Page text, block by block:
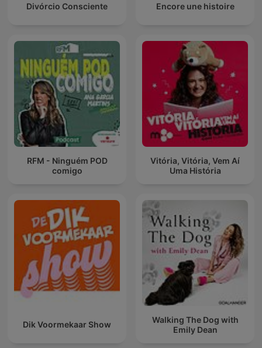
Divórcio Consciente Encore une histoire
RFM - Ninguém POD
comigo
Vitória, Vitória, Vem Aí
Uma História
Dik Voormekaar Show
Walking The Dog with
Emily Dean